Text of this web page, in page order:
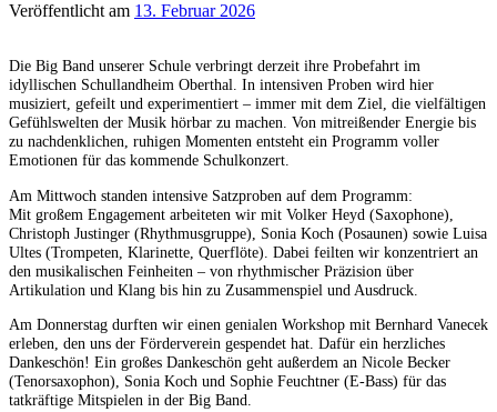
Veröffentlicht am 13. Februar 2026
Die Big Band unserer Schule verbringt derzeit ihre Probefahrt im
idyllischen Schullandheim Oberthal. In intensiven Proben wird hier
musiziert, gefeilt und experimentiert – immer mit dem Ziel, die vielfältigen
Gefühlswelten der Musik hörbar zu machen. Von mitreißender Energie bis
zu nachdenklichen, ruhigen Momenten entsteht ein Programm voller
Emotionen für das kommende Schulkonzert.
Am Mittwoch standen intensive Satzproben auf dem Programm:
Mit großem Engagement arbeiteten wir mit Volker Heyd (Saxophone),
Christoph Justinger (Rhythmusgruppe), Sonia Koch (Posaunen) sowie Luisa
Ultes (Trompeten, Klarinette, Querflöte). Dabei feilten wir konzentriert an
den musikalischen Feinheiten – von rhythmischer Präzision über
Artikulation und Klang bis hin zu Zusammenspiel und Ausdruck.
Am Donnerstag durften wir einen genialen Workshop mit Bernhard Vanecek
erleben, den uns der Förderverein gespendet hat. Dafür ein herzliches
Dankeschön! Ein großes Dankeschön geht außerdem an Nicole Becker
(Tenorsaxophon), Sonia Koch und Sophie Feuchtner (E-Bass) für das
tatkräftige Mitspielen in der Big Band.